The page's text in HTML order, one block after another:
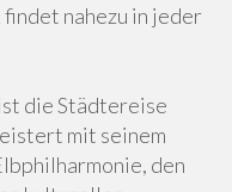
nahezu in jeder
die Städtereise
mit seinem
den